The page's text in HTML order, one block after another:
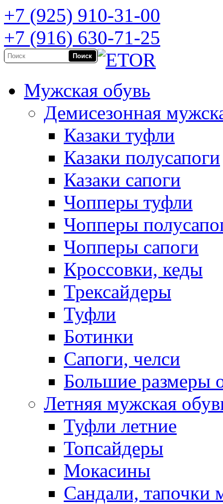
+7 (925) 910-31-00
+7 (916) 630-71-25
Мужская обувь
Демисезонная
Казаки туфли
Казаки полусапоги
Казаки сапоги
Чопперы туфли
Чопперы
Чопперы сапоги
Кроссовки, кеды
Трексайдеры
Туфли
Ботинки
Сапоги, челси
Большие размеры
Летняя мужская
Туфли летние
Топсайдеры
Мокасины
Сандали, тапочки